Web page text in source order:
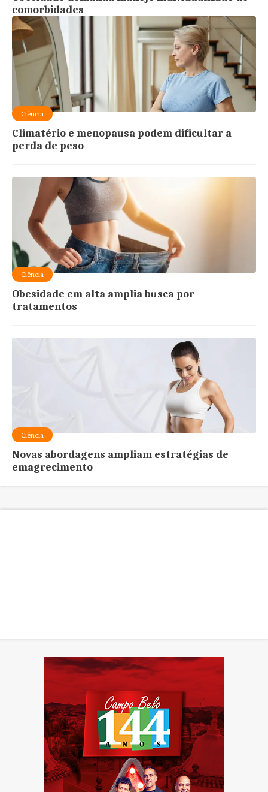
comorbidades
Ciência
Climatério e menopausa podem dificultar a
perda de peso
Ciência
Obesidade em alta amplia busca por
tratamentos
Ciência
Novas abordagens ampliam estratégias de
emagrecimento